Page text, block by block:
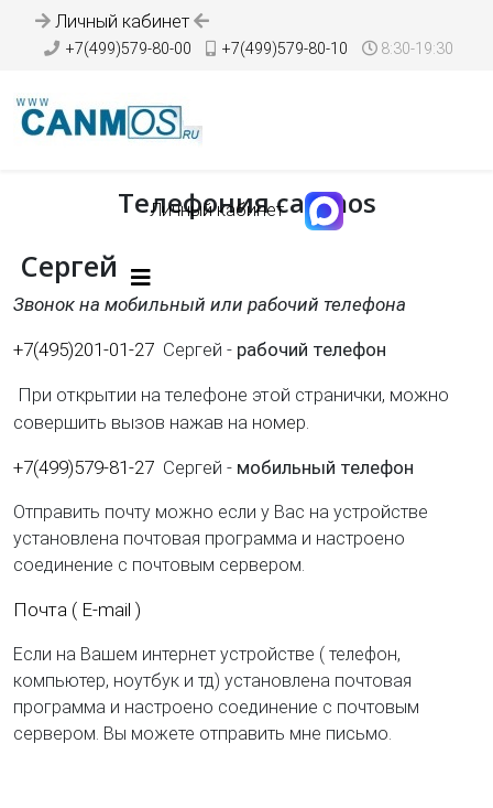
Личный кабинет
+7(499)579-80-00 +7(499)579-80-10 8:30-19:30
Личный кабинет
Телефония canmos
Сергей
Звонок на мобильный или рабочий телефона
+7(495)201-01-27 Сергей - рабочий телефон
При открытии на телефоне этой странички, можно
совершить вызов нажав на номер.
+7(499)579-81-27 Сергей - мобильный телефон
Отправить почту можно если у Вас на устройстве
установлена почтовая программа и настроено
соединение с почтовым сервером.
Почта ( E-mail )
Если на Вашем интернет устройстве ( телефон,
компьютер, ноутбук и тд) установлена почтовая
программа и настроено соединение с почтовым
сервером. Вы можете отправить мне письмо.